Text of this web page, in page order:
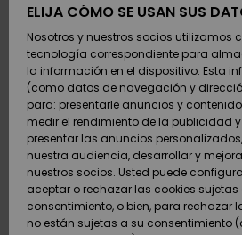
Zapatos y
chanclas
Surf
Snow
Zapatos y
chanclas
Surf
Snow
Destacados
Snow
SURF
Highlights
Comunidad
SNOW
Snow Niños
Tienda
Snow Mujer
Destacados
Comunidad
DOBLE
PROMO
Outlet
Mujer
AYUDA &
Devoluciones
Pago
Tarjeta de
regalo
Quiksilver
Freedom
Protección de
ELIJA CÓMO SE USAN SUS
Nosotros y nuestros socios utilizamos
tecnología correspondiente para
la información en el dispositivo. Esta
(como datos de navegación y
para: presentarle anuncios y
medir el rendimiento de la publicidad
presentar las anuncios
nuestra audiencia, desarrollar y
nuestros socios. Usted puede
aceptar o rechazar las cookies sujetas
consentimiento, o bien, para rechazar
no están sujetas a su consentimiento